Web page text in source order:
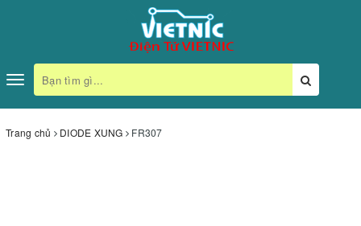
Toggle
navigation
Trang chủ DIODE XUNG FR307